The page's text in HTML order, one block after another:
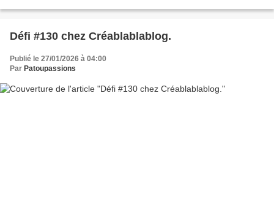
Défi #130 chez Créablablablog.
Publié le 27/01/2026 à 04:00
Par Patoupassions